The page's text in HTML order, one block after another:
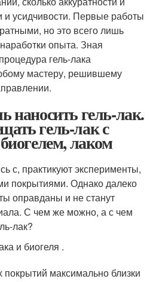
и усидчивости. Первые работы
но это всего лишь
опыта. Зная
гель-лака
мастеру, решившему
наносить гель-лак.
гель-лак с
лаком
с, практикуют эксперименты,
покрытиями. Однако далеко
оправданы и не станут
С чем же можно, а с чем
лак?
и биогеля .
покрытий максимально близки